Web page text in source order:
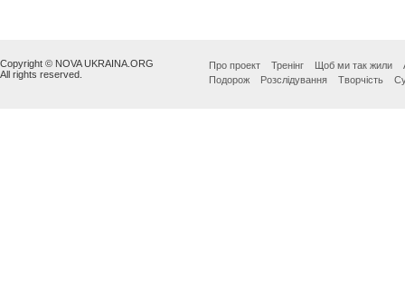
Copyright © NOVA UKRAINA.ORG
All rights reserved.
Про проект Тренінг Щоб ми так жили
Подорож
Розслідування Творчість